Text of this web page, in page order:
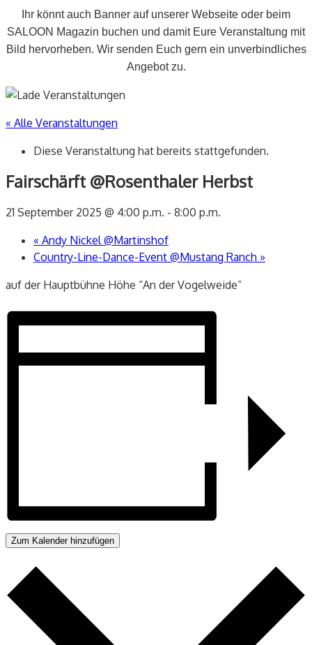
Ihr könnt auch Banner auf unserer Webseite oder beim
SALOON Magazin buchen und damit Eure Veranstaltung mit
Bild hervorheben. Wir senden Euch gern ein unverbindliches
Angebot zu.
« Alle Veranstaltungen
Diese Veranstaltung hat bereits stattgefunden.
Fairschärft @Rosenthaler Herbst
21 September 2025 @ 4:00 p.m. - 8:00 p.m.
« Andy Nickel @Martinshof
Country-Line-Dance-Event @Mustang Ranch »
auf der Hauptbühne Höhe “An der Vogelweide”
Zum Kalender hinzufügen